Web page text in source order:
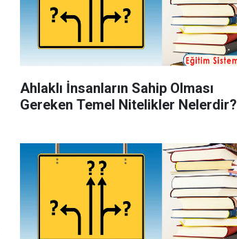
Ahlaklı İnsanların Sahip Olması
Gereken Temel Nitelikler Nelerdir?